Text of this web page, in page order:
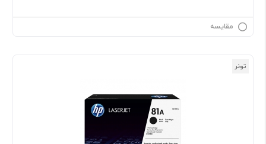
مقایسه
تونر